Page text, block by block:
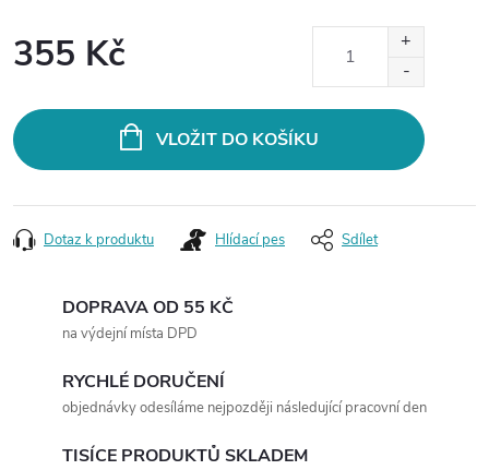
355 Kč
VLOŽIT DO KOŠÍKU
Dotaz k produktu Hlídací pes Sdílet
DOPRAVA OD 55 KČ
na výdejní místa DPD
RYCHLÉ DORUČENÍ
objednávky odesíláme nejpozději následující pracovní den
TISÍCE PRODUKTŮ SKLADEM